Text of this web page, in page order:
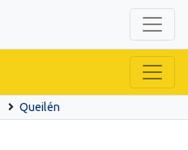
Queilén